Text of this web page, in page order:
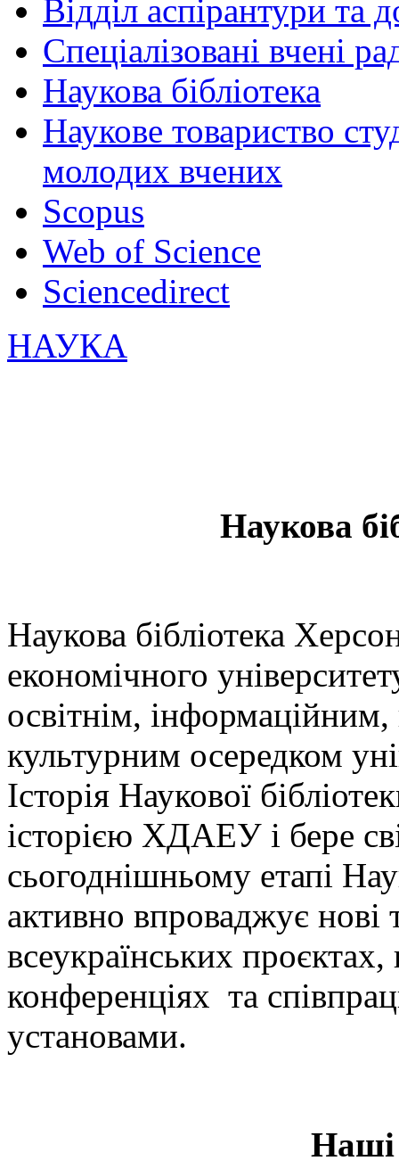
Відділ аспірантури та
Спеціалізовані вчені
Наукова бібліотека
Наукове товариство
молодих вчених
Scopus
Web of Science
Sciencedirect
НАУКА
Наукова
Наукова бібліотека
економічного
освітнім,
культурним осередком
Історія Наукової
історією ХДАЕУ і бере
сьогоднішньому етапі
активно впроваджує нові
всеукраїнських
конференціях та
установами.
Наші